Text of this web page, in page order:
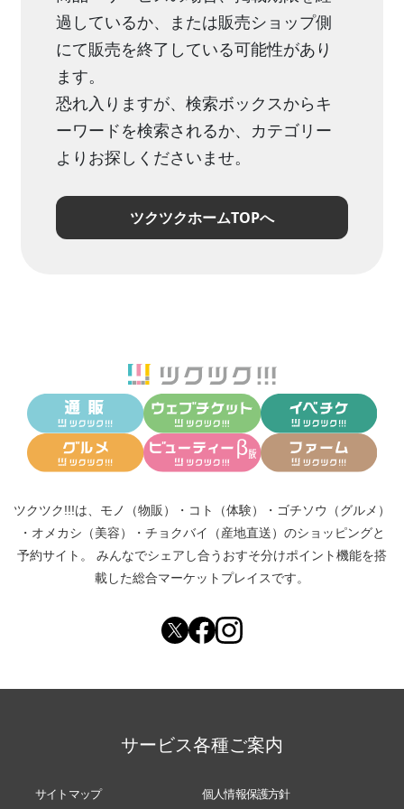
過しているか、または販売ショップ側
にて販売を終了している可能性があり
ます。
恐れ入りますが、検索ボックスからキ
ーワードを検索されるか、カテゴリー
よりお探しくださいませ。
ツクツクホームTOPへ
ツクツク!!!は、 モノ（物販） ・ コト（体験） ・ ゴチソウ（グルメ）
・ オメカシ（美容） ・ チョクバイ（産地直送） のショッピングと
予約サイト。
みんなでシェアし合う おすそ分けポイント機能を搭
載した総合マーケットプレイスです。
サービス各種ご案内
サイトマップ 個人情報保護方針